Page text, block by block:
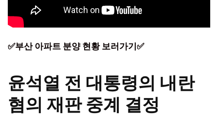
✅부산 아파트 분양 현황 보러가기✅
윤석열 전 대통령의 내란
혐의 재판 중계 결정